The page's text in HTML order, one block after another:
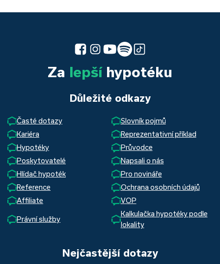
Za lepšíhypotéku
Důležité odkazy
Časté dotazy
Slovník pojmů
Kariéra
Reprezentativní příklad
Hypotéky
Průvodce
Poskytovatelé
Napsali o nás
Hlídač hypoték
Pro novináře
Reference
Ochrana osobních údajů
Affiliate
VOP
Právní služby
Kalkulačka hypotéky podle
lokality
Nejčastější dotazy